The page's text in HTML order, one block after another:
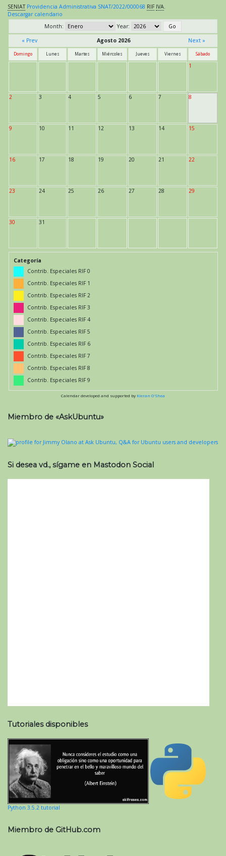
SENIAT Providencia Administrativa SNAT/2022/000068 RIF IVA
Descargar calendario
Month:
Year:
« Prev
Agosto 2026 Next »
Domingo Lunes Martes Miércoles Jueves Viernes Sábado
1
2 3 4 5 6 7 8
9 10 11 12 13 14 15
16 17 18 19 20 21 22
23 24 25 26 27 28 29
30 31
Categoría
Contrib. Especiales RIF 0
Contrib. Especiales RIF 1
Contrib. Especiales RIF 2
Contrib. Especiales RIF 3
Contrib. Especiales RIF 4
Contrib. Especiales RIF 5
Contrib. Especiales RIF 6
Contrib. Especiales RIF 7
Contrib. Especiales RIF 8
Contrib. Especiales RIF 9
Calendar developed and supported by Kieran O'Shea
Miembro de «AskUbuntu»
Si desea vd., sígame en Mastodon Social
Tutoriales disponibles
Python 3.5.2 tutorial
Miembro de GitHub.com